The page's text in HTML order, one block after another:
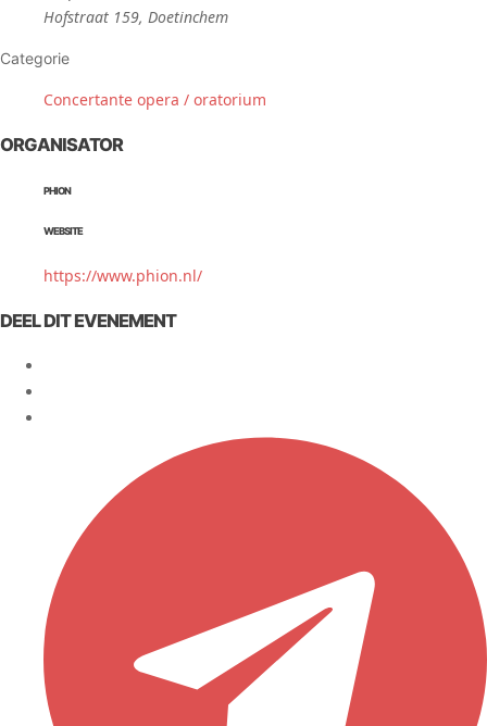
Hofstraat 159, Doetinchem
Categorie
Concertante opera / oratorium
ORGANISATOR
PHION
WEBSITE
https://www.phion.nl/
DEEL DIT EVENEMENT